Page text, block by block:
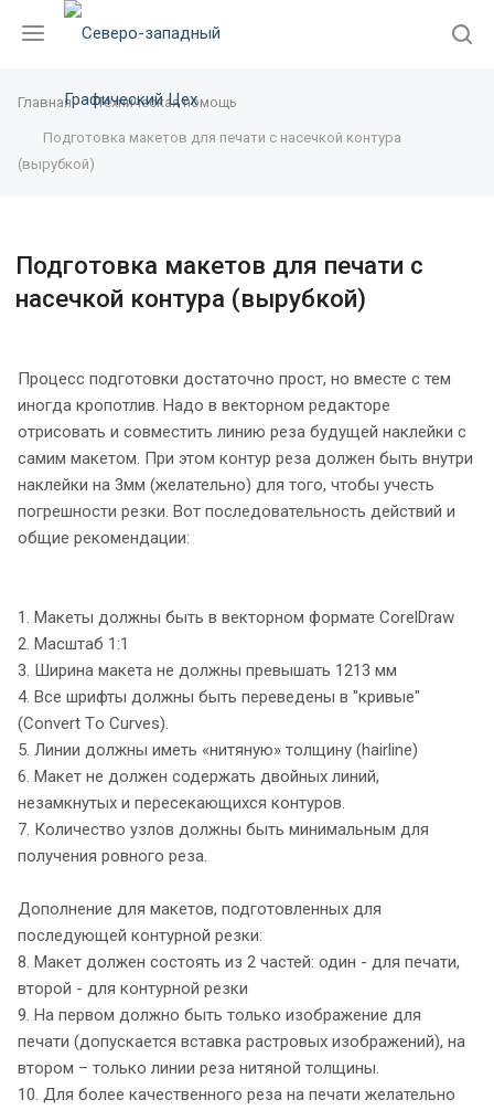
Главная Техническая помощь
Подготовка макетов для печати с насечкой контура
(вырубкой)
Подготовка макетов для печати с
насечкой контура (вырубкой)
Процесс подготовки достаточно прост, но вместе с тем
иногда кропотлив. Надо в векторном редакторе
отрисовать и совместить линию реза будущей наклейки с
самим макетом. При этом контур реза должен быть внутри
наклейки на 3мм (желательно) для того, чтобы учесть
погрешности резки. Вот последовательность действий и
общие рекомендации:
1. Макеты должны быть в векторном формате CorelDraw
2. Масштаб 1:1
3. Ширина макета не должны превышать 1213 мм
4. Все шрифты должны быть переведены в "кривые"
(Сonvert Тo Сurves).
5. Линии должны иметь «нитяную» толщину (hairline)
6. Макет не должен содержать двойных линий,
незамкнутых и пересекающихся контуров.
7. Количество узлов должны быть минимальным для
получения ровного реза.
Дополнение для макетов, подготовленных для
последующей контурной резки:
8. Макет должен состоять из 2 частей: один - для печати,
второй - для контурной резки
9. На первом должно быть только изображение для
печати (допускается вставка растровых изображений), на
втором – только линии реза нитяной толщины.
10. Для более качественного реза на печати желательно